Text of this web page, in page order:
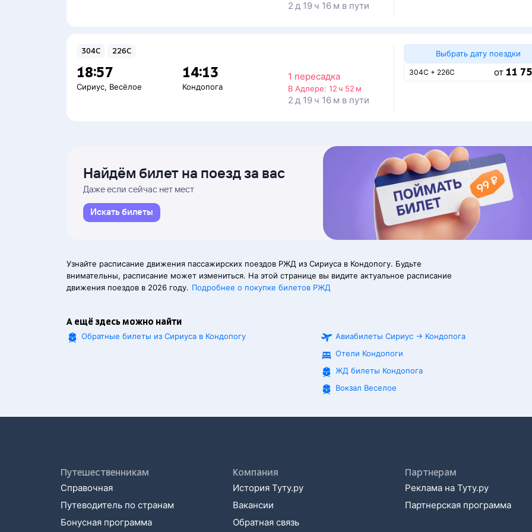
2 д 19 ч 16 м в пути
304С 226С
18:57
Сириус, Весёлое
14:13
Кондопога
1 пересадка
В Адлере: 12 ч 52 м
2 д 19 ч 16 м в пути
Выбрать дату поездки
304С + 226С от 11
Найдём билет на поезд за вас
Даже если сейчас нет мест
Искать билеты
Узнайте расписание движения пассажирских поездов РЖД из Сириуса в Кондопогу. Будьте
внимательны, расписание может измениться. На этой странице вы видите актуальное расписание
движения поездов в 2026 году. Подробнее о покупке билетов РЖД
А ещё здесь можно найти
Обратные билеты из Сириуса в Кондопогу Авиабилеты Сириус→ Кондопога
Отели Кондопоги
ЖД билеты Кондопога
Вокзал Веселое
Путешественникам
Справочная
Путеводитель по странам
Бонусная программа
Компания
История Туту.ру
Вакансии
Обратная связь
Партнерам
Реклама на Туту.ру
Партнерская программа